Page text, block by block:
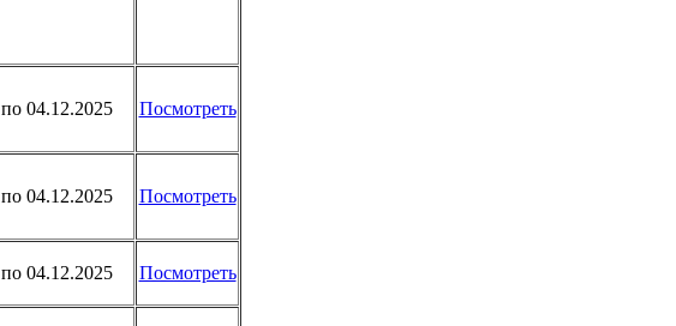
по 04.12.2025 Посмотреть
по 04.12.2025 Посмотреть
по 04.12.2025 Посмотреть